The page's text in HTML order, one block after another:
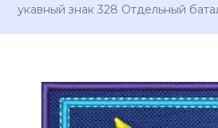
укавный знак 328 Отдельный